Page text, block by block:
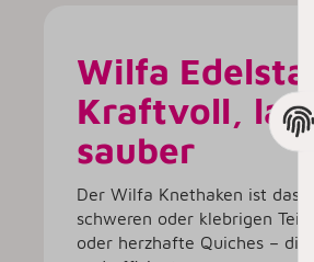
Wilfa
Kraftvoll,
sauber
Der Wilfa Knethaken ist das
schweren oder klebrigen
oder herzhafte Quiches –